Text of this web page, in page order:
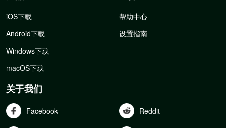
iOS下载
Android下载
Windows下载
macOS下载
帮助中心
设置指南
关于我们
Facebook Reddit